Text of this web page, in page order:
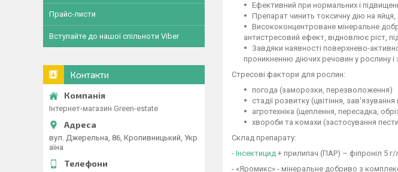
Ефективний при нормальних і
Препарат чинить токсичну дію на
Висококонцентроване мінеральне
антистресовий ефект, відновлює ріст,
Завдяки наявності поверхнево-
проникненню діючих речовин у рослину
Стресові фактори для рослин:
погода (заморозки, перезволоження)
стадії розвитку (цвітіння,
агротехніка (щеплення, пересадка,
хвороби та комахи (застосування
Склад препарату:
- Інсектицид + прилипач (ПАР) – фіпроніл 5
- «Яромикс» - мінеральне добриво з
Прайс-листи
Вступайте до нашої спільноти Viber
Контакти
Інтернет-магазин Green-estate
вул. Джерельна, 86, Кропивницький, Укр
аїна